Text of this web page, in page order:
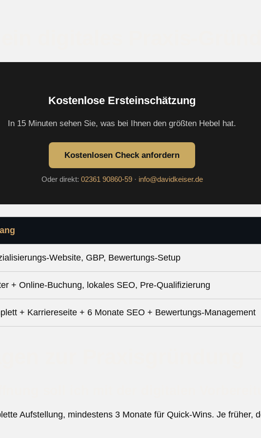
Kostenlose Ersteinschätzung
In 15 Minuten sehen Sie, was bei Ihnen den größten Hebel hat.
Kostenlosen Check anfordern
Oder direkt: 02361 90860-59· info@davidkeiser.de
Website, GBP, Bewertungs-Setup
+ Online-Buchung, lokales SEO, Pre-Qualifizierung
+ Karriereseite + 6 Monate SEO + Bewertungs-Management
Aufstellung, mindestens 3 Monate für Quick-Wins. Je früher,